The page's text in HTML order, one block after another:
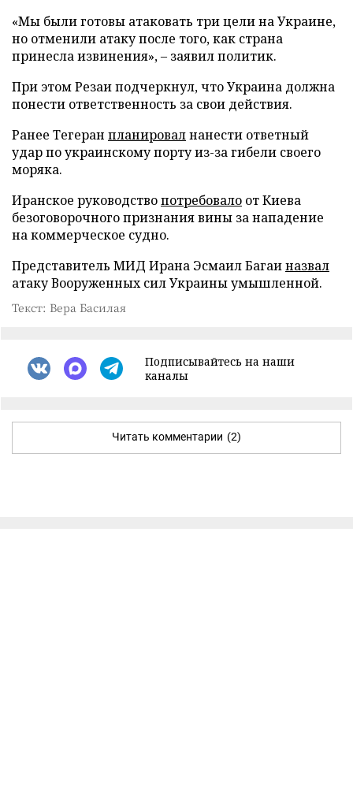
«Мы были готовы атаковать три цели на Украине,
но отменили атаку после того, как страна
принесла извинения», – заявил политик.
При этом Резаи подчеркнул, что Украина должна
понести ответственность за свои действия.
Ранее Тегеран планировалнанести ответный
удар по украинскому порту из-за гибели своего
моряка.
Иранское руководствопотребовало от Киева
безоговорочного признания вины за нападение
на коммерческое судно.
Представитель МИД Ирана Эсмаил Багаиназвал
атаку Вооруженных сил Украины умышленной.
Текст: Вера Басилая
Подписывайтесь на наши
каналы
Читать комментарии (2)